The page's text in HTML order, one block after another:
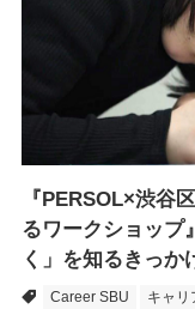
『PERSOL×渋谷
るワークショップ
く」を知るきっか
Career SBU キャリ